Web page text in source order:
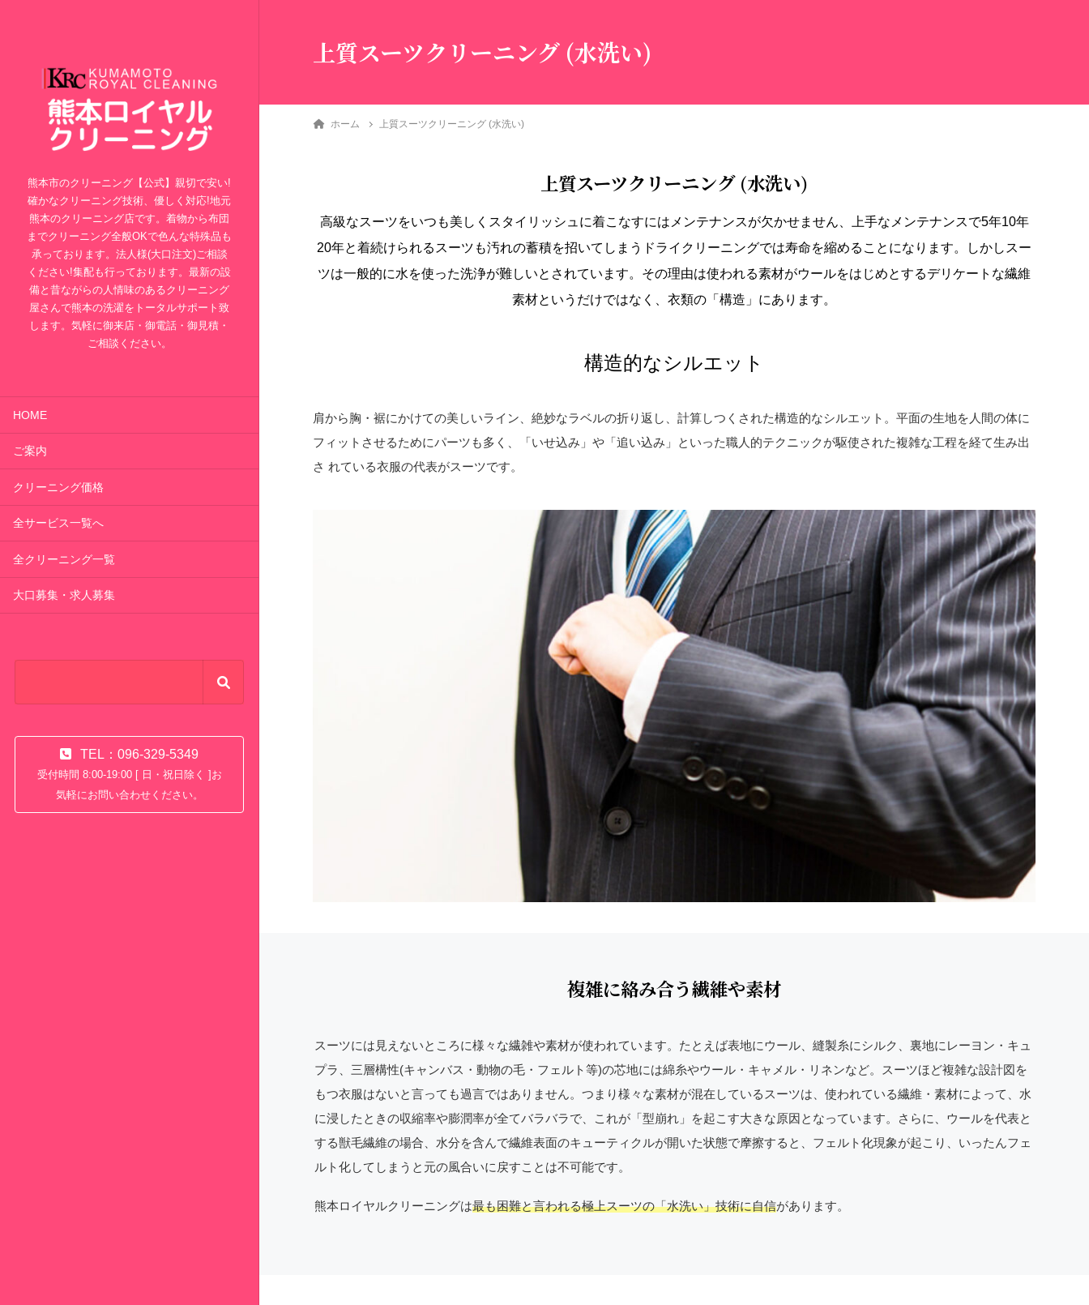
熊本市のクリーニング【公式】親切で安い!
確かなクリーニング技術、優しく対応!地元
熊本のクリーニング店です。着物から布団
までクリーニング全般OKで色んな特殊品も
承っております。法人様(大口注文)ご相談
ください!集配も行っております。最新の設
備と昔ながらの人情味のあるクリーニング
屋さんで熊本の洗濯をトータルサポート致
します。気軽に御来店・御電話・御見積・
ご相談ください。
HOME
ご案内
クリーニング価格
全サービス一覧へ
全クリーニング一覧
大口募集・求人募集
TEL：096-329-5349
受付時間 8:00-19:00 [ 日・祝日除く ]お
気軽にお問い合わせください。
上質スーツクリーニング (水洗い)
ホーム 上質スーツクリーニング (水洗い)
上質スーツクリーニング (水洗い)
高級なスーツをいつも美しくスタイリッシュに着こなすにはメンテナンスが欠かせません、上手なメンテナンスで5年10年
20年と着続けられるスーツも汚れの蓄積を招いてしまうドライクリーニングでは寿命を縮めることになります。しかしスー
ツは一般的に水を使った洗浄が難しいとされています。その理由は使われる素材がウールをはじめとするデリケートな繊維
素材というだけではなく、衣類の「構造」にあります。
構造的なシルエット
肩から胸・裾にかけての美しいライン、絶妙なラベルの折り返し、計算しつくされた構造的なシルエット。平面の生地を人間の体に
フィットさせるためにパーツも多く、「いせ込み」や「追い込み」といった職人的テクニックが駆使された複雑な工程を経て生み出
さ れている衣服の代表がスーツです。
複雑に絡み合う繊維や素材
スーツには見えないところに様々な繊雑や素材が使われています。たとえば表地にウール、縫製糸にシルク、裏地にレーヨン・キュ
プラ、三層構性(キャンバス・動物の毛・フェルト等)の芯地には綿糸やウール・キャメル・リネンなど。スーツほど複雑な設計図を
もつ衣服はないと言っても過言ではありません。つまり様々な素材が混在しているスーツは、使われている繊維・素材によって、水
に浸したときの収縮率や膨潤率が全てバラバラで、これが「型崩れ」を起こす大きな原因となっています。さらに、ウールを代表と
する獣毛繊維の場合、水分を含んで繊維表面のキューティクルが開いた状態で摩擦すると、フェルト化現象が起こり、いったんフェ
ルト化してしまうと元の風合いに戻すことは不可能です。
熊本ロイヤルクリーニングは最も困難と言われる極上スーツの「水洗い」技術に自信があります。